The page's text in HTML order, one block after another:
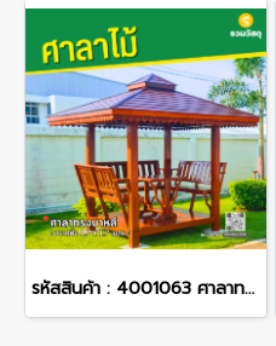
รหัสสินค้า : 4001063 ศาลาทรงบาหลี ขนาดพื้น 1.7 x 1.7 เมตร